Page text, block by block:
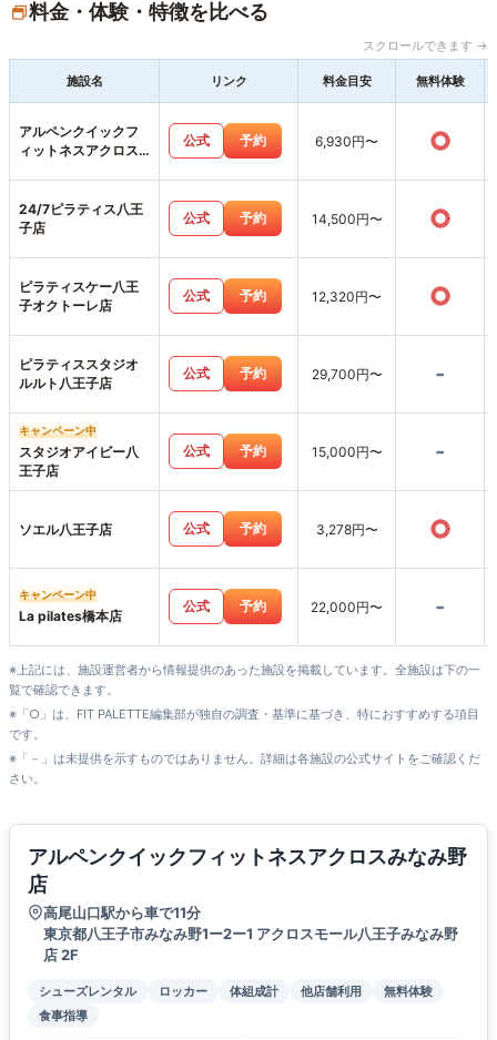
料金・体験・特徴を比べる
スクロールできます →
施設名 リンク 料金目安 無料体験
アルペンクイックフ
ィットネスアクロス
公式 予約 6,930円〜 ○
24/7ピラティス八王
子店
公式 予約 14,500円〜 ○
ピラティスケー八王
子オクトーレ店
公式 予約 12,320円〜 ○
ピラティススタジオ
ルルト八王子店
公式 予約 29,700円〜 -
キャンペーン中
スタジオアイビー八
王子店
公式 予約 15,000円〜 -
ソエル八王子店 公式 予約 3,278円〜 ○
キャンペーン中
La pilates橋本店
公式 予約 22,000円〜 -
※上記には、施設運営者から情報提供のあった施設を掲載しています。全施設は下の一
覧で確認できます。
※「○」は、FIT PALETTE編集部が独自の調査・基準に基づき、特におすすめする項目
です。
※「－」は未提供を示すものではありません。詳細は各施設の公式サイトをご確認くだ
さい。
アルペンクイックフィットネスアクロスみなみ野
店
高尾山口駅から車で11分
東京都八王子市みなみ野1ー2ー1 アクロスモール八王子みなみ野
店 2F
シューズレンタル ロッカー 体組成計 他店舗利用
無料体験
食事指導